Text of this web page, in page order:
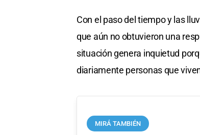
Con el paso del tiempo y las
que aún no obtuvieron una
situación genera inquietud
diariamente personas que
MIRÁ TAMBIÉN